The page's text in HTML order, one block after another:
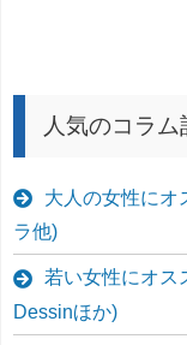
人気のコラム
大人の女性にオ
ラ他)
若い女性にオス
Dessinほか)